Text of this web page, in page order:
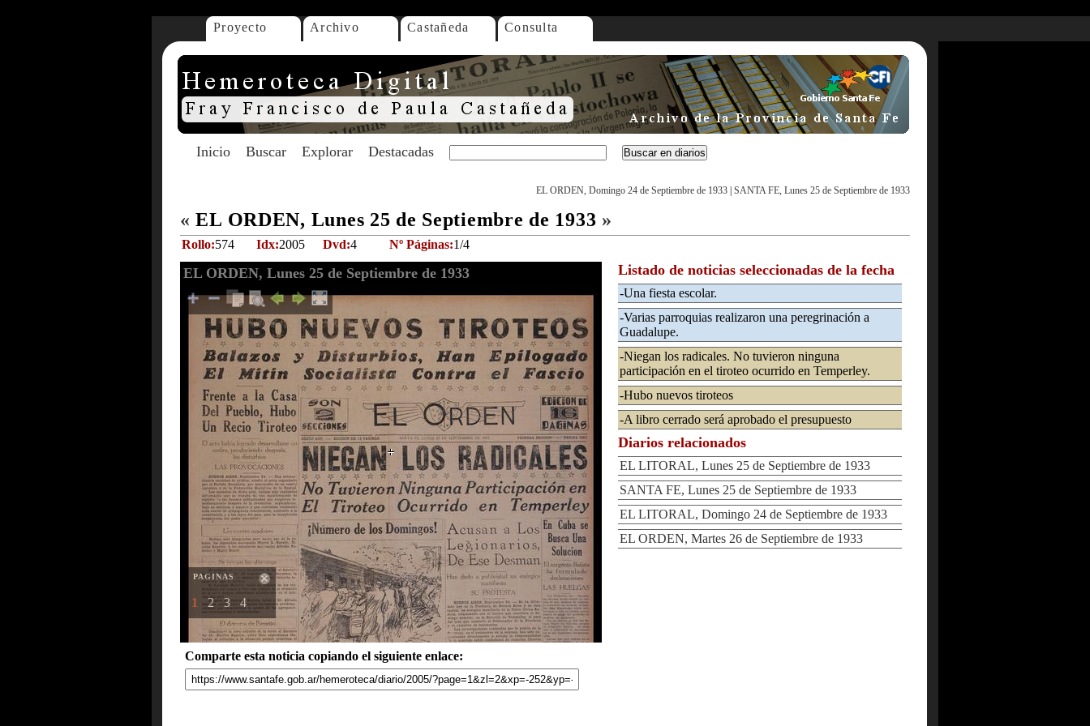
Proyecto Archivo Castañeda Consulta
Inicio Buscar Explorar Destacadas
EL ORDEN, Domingo 24 de Septiembre de 1933 SANTA FE, Lunes 25 de Septiembre de 1933
« EL ORDEN, Lunes 25 de Septiembre de 1933 »
Rollo:574 Idx:2005 Dvd:4 Nº Páginas:1/4
EL ORDEN, Lunes 25 de Septiembre de 1933
PAGINAS
1 2 3 4
Comparte esta noticia copiando el siguiente enlace:
Listado de noticias seleccionadas de la fecha
-Una fiesta escolar.
-Varias parroquias realizaron una peregrinación a
Guadalupe.
-Niegan los radicales. No tuvieron ninguna
participación en el tiroteo ocurrido en Temperley.
-Hubo nuevos tiroteos
-A libro cerrado será aprobado el presupuesto
Diarios relacionados
EL LITORAL, Lunes 25 de Septiembre de 1933
SANTA FE, Lunes 25 de Septiembre de 1933
EL LITORAL, Domingo 24 de Septiembre de 1933
EL ORDEN, Martes 26 de Septiembre de 1933